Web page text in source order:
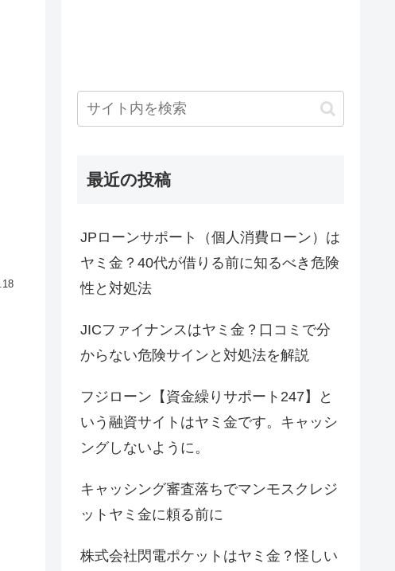
最近の投稿
JPローンサポート（個人消費ローン）は
ヤミ金？40代が借りる前に知るべき危険
性と対処法
JICファイナンスはヤミ金？口コミで分
からない危険サインと対処法を解説
フジローン【資金繰りサポート247】と
いう融資サイトはヤミ金です。キャッシ
ングしないように。
キャッシング審査落ちでマンモスクレジ
ットヤミ金に頼る前に
株式会社閃電ポケットはヤミ金？怪しい